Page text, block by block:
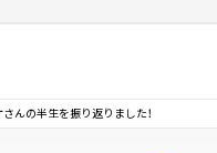
んの半生を振り返りました！